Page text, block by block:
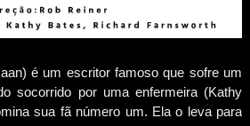
é um escritor famoso que sofre um
socorrido por uma enfermeira (Kathy
sua fã número um. Ela o leva para